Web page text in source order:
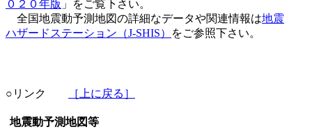
０２０年版 」をご覧下さい。
全国地震動予測地図の詳細なデータや関連情報は地震
ハザードステーション（J-SHIS）
をご参照下さい。
○リンク ［上に戻る］
震動予測地図等